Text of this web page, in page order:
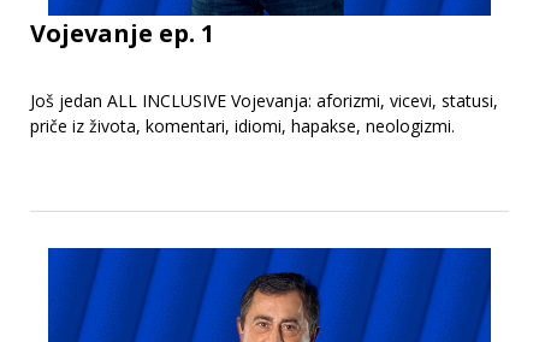
Vojevanje ep. 1
Još jedan ALL INCLUSIVE Vojevanja: aforizmi, vicevi, statusi,
priče iz života, komentari, idiomi, hapakse, neologizmi.